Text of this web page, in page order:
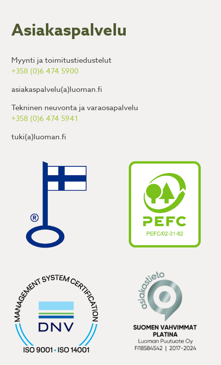
Asiakaspalvelu
Myynti ja toimitustiedustelut
+358 (0)6 474 5900
asiakaspalvelu(a)luoman.fi
Tekninen neuvonta ja varaosapalvelu
+358 (0)6 474 5941
tuki(a)luoman.fi